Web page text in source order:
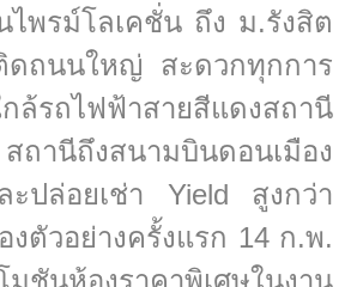
ไพรม์โลเคชั่น ถึง ม.รังสิต
ถนนใหญ่ สะดวกทุกการ
รถไฟฟ้าสายสีแดงสถานี
สถานีถึงสนามบินดอนเมือง
ะปล่อยเช่า Yield สูงกว่า
งตัวอย่างครั้งแรก 14 ก.พ.
ชันห้องราคาพิเศษในงาน